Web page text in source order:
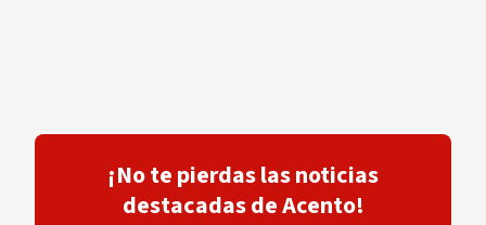
¡No te pierdas las noticias
destacadas de Acento!